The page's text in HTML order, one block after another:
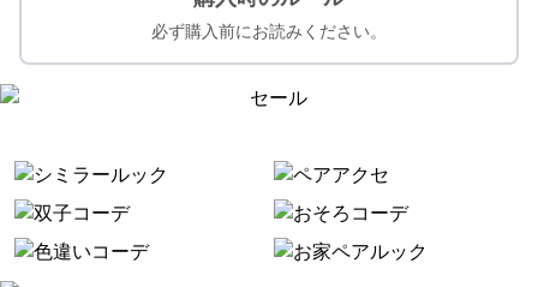
必ず購入前にお読みください。